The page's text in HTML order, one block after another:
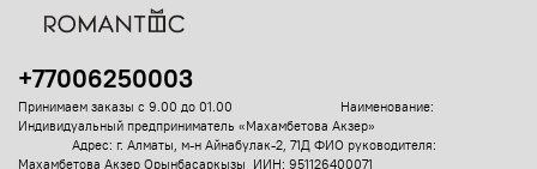
+77006250003
Принимаем заказы с 9.00 до 01.00 Наименование:
Индивидуальный предприниматель «Махамбетова Акзер»
Адрес: г. Алматы, м-н Айнабулак-2, 71Д ФИО руководителя:
Махамбетова Акзер Орынбасаркызы ИИН: 951126400071